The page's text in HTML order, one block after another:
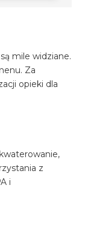
mile widziane.
Za
opieki dla
z
i